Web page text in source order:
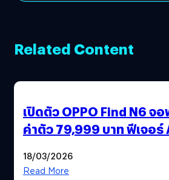
Related Content
เปิดตัว OPPO Find N6 จ
ค่าตัว 79,999 บาท ฟีเจอร์
18/03/2026
Read More